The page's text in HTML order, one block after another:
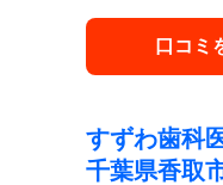
口コミ
すずわ歯科
千葉県香取